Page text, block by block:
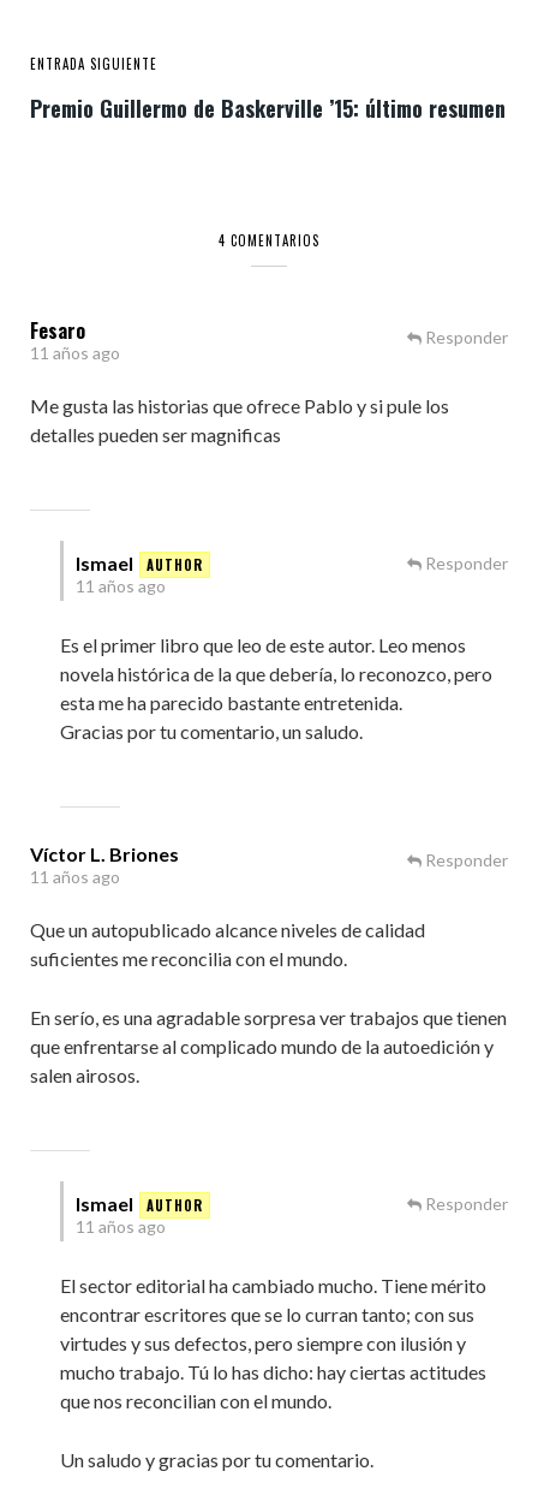
ENTRADA SIGUIENTE
Premio Guillermo de Baskerville ’15: último resumen
4 COMENTARIOS
Fesaro
11 años ago
Me gusta las historias que ofrece Pablo y si pule los
detalles pueden ser magnificas
Responder
Ismael
11 años ago
Es el primer libro que leo de este autor. Leo menos
novela histórica de la que debería, lo reconozco, pero
esta me ha parecido bastante entretenida.
Gracias por tu comentario, un saludo.
Responder
Víctor L. Briones
11 años ago
Que un autopublicado alcance niveles de calidad
suficientes me reconcilia con el mundo.
En serío, es una agradable sorpresa ver trabajos que tienen
que enfrentarse al complicado mundo de la autoedición y
salen airosos.
Responder
Ismael
11 años ago
El sector editorial ha cambiado mucho. Tiene mérito
encontrar escritores que se lo curran tanto; con sus
virtudes y sus defectos, pero siempre con ilusión y
mucho trabajo. Tú lo has dicho: hay ciertas actitudes
que nos reconcilian con el mundo.
Un saludo y gracias por tu comentario.
Responder